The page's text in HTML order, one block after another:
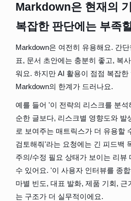
Markdown은 현재의
복잡한 판단에는 부족
Markdown은 여전히 유용해요. 간
표, 문서 초안에는 충분히 좋고, 복
워요. 하지만 AI 활용이 점점 복잡
Markdown의 한계가 드러나요.
예를 들어 '이 전략의 리스크를 분
순한 글보다, 리스크별 영향도와 발
로 보여주는 매트릭스가 더 유용할
검토해줘'라는 요청에는 긴 피드백
주의/수정 필요 상태가 보이는 리뷰
수 있어요. '이 사용자 인터뷰를 종
마별 빈도, 대표 발화, 제품 기회, 근
는 구조가 더 실무적이에요.